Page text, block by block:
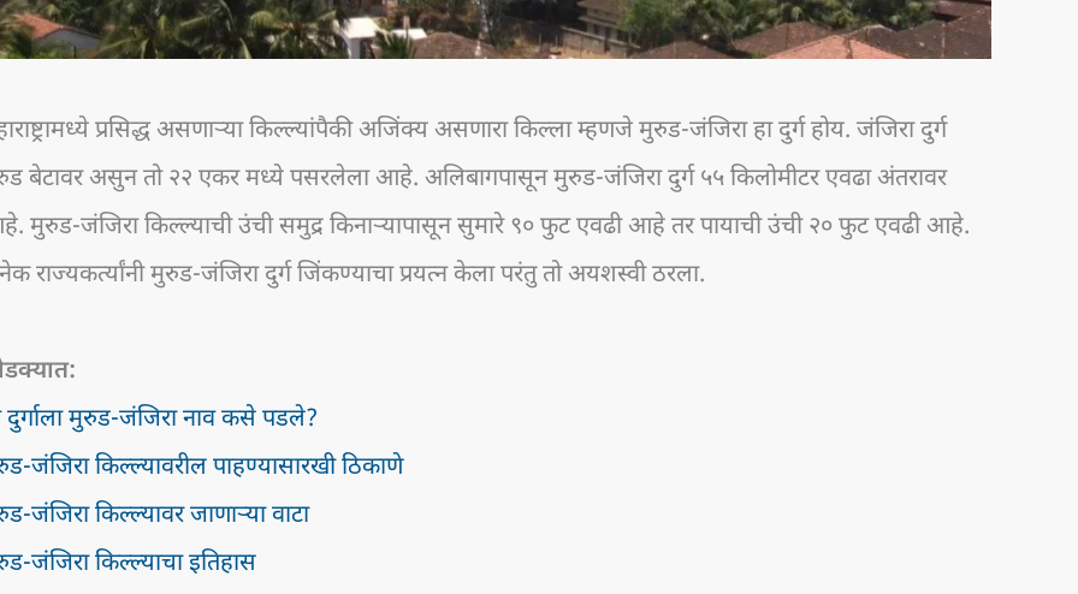
प्रसिद्ध असणाऱ्या किल्ल्यांपैकी अजिंक्य असणारा किल्ला म्हणजे मुरुड-जंजिरा हा दुर्ग होय. जंजिरा दुर्ग
बेटावर असुन तो २२ एकर मध्ये पसरलेला आहे. अलिबागपासून मुरुड-जंजिरा दुर्ग ५५ किलोमीटर एवढा अंतरावर
मुरुड-जंजिरा किल्ल्याची उंची समुद्र किनाऱ्यापासून सुमारे ९० फुट एवढी आहे तर पायाची उंची २० फुट एवढी आहे.
राज्यकर्त्यांनी मुरुड-जंजिरा दुर्ग जिंकण्याचा प्रयत्न केला परंतु तो अयशस्वी ठरला.
दुर्गाला मुरुड-जंजिरा नाव कसे पडले?
जंजिरा किल्ल्यावरील पाहण्यासारखी ठिकाणे
जंजिरा किल्ल्यावर जाणाऱ्या वाटा
जंजिरा किल्ल्याचा इतिहास